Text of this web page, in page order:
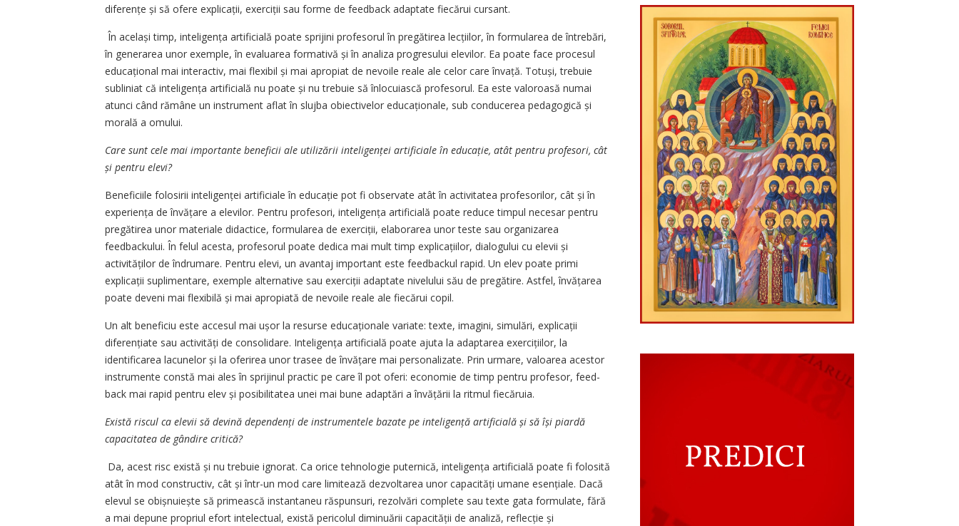
diferențe și să ofere explicații, exerciții sau forme de feedback adaptate fiecărui cursant.
În același timp, inteligența artificială poate sprijini profesorul în pregătirea lecțiilor, în formularea de întrebări,
în generarea unor exemple, în evaluarea formativă și în analiza progresului elevilor. Ea poate face procesul
educațional mai interactiv, mai flexibil și mai apropiat de nevoile reale ale celor care învață. Totuși, trebuie
subliniat că inte­li­gența artificială nu poate și nu trebuie să înlocuiască profesorul. Ea este valoroasă numai
atunci când rămâne un instrument aflat în slujba obiectivelor educaționale, sub conducerea pedagogică și
morală a omului.
Care sunt cele mai importante beneficii ale utilizării inte­li­gen­ței artificiale în educație, atât pentru profesori, cât
și pentru elevi?
Beneficiile folosirii inteligenței artificiale în educație pot fi observate atât în activitatea profesorilor, cât și în
experiența de învățare a elevilor. Pentru profesori, inteligența artificială poate reduce timpul necesar pentru
pregătirea unor materiale didactice, formularea de exerciții, elaborarea unor teste sau organizarea
feedbackului. În felul acesta, profesorul poate dedica mai mult timp explicațiilor, dialogului cu elevii și
activităților de îndrumare. Pentru elevi, un avantaj important este feedbackul rapid. Un elev poate primi
explicații suplimentare, exemple alternative sau exerciții adaptate nivelului său de pregătire. Astfel, învățarea
poate deveni mai flexibilă și mai apropiată de nevoile reale ale fiecărui copil.
Un alt beneficiu este accesul mai ușor la resurse educaționale variate: texte, imagini, simulări, explicații
diferențiate sau activități de consolidare. Inteligența artificială poate ajuta la adaptarea exercițiilor, la
identificarea lacunelor și la oferirea unor trasee de învățare mai personalizate. Prin urmare, valoarea acestor
instrumente constă mai ales în sprijinul practic pe care îl pot oferi: economie de timp pentru profesor, feed­
back mai rapid pentru elev și posibilitatea unei mai bune adaptări a învățării la ritmul fiecăruia.
Există riscul ca elevii să devină dependenți de instrumentele bazate pe inteligență artificială și să își piardă
capacitatea de gândire critică?
Da, acest risc există și nu trebuie ignorat. Ca orice tehnologie puternică, inteligența artificială poate fi folosită
atât în mod constructiv, cât și într-un mod care limitează dezvoltarea unor capacități umane esențiale. Dacă
elevul se obișnuiește să primească instantaneu răspunsuri, rezolvări complete sau texte gata formulate, fără
a mai depune propriul efort intelectual, există pericolul diminuării capacității de analiză, reflecție și